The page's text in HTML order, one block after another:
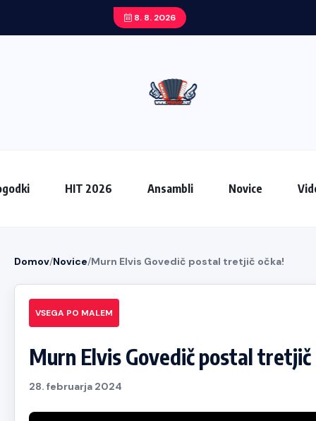
8. 8. 2026
HIT 2026 Ansambli Novice
Domov/Novice/Murn Elvis Govedič postal tretjič očka!
VSEGA PO MALEM
Murn Elvis Govedič postal tretjič
28. februarja 2024